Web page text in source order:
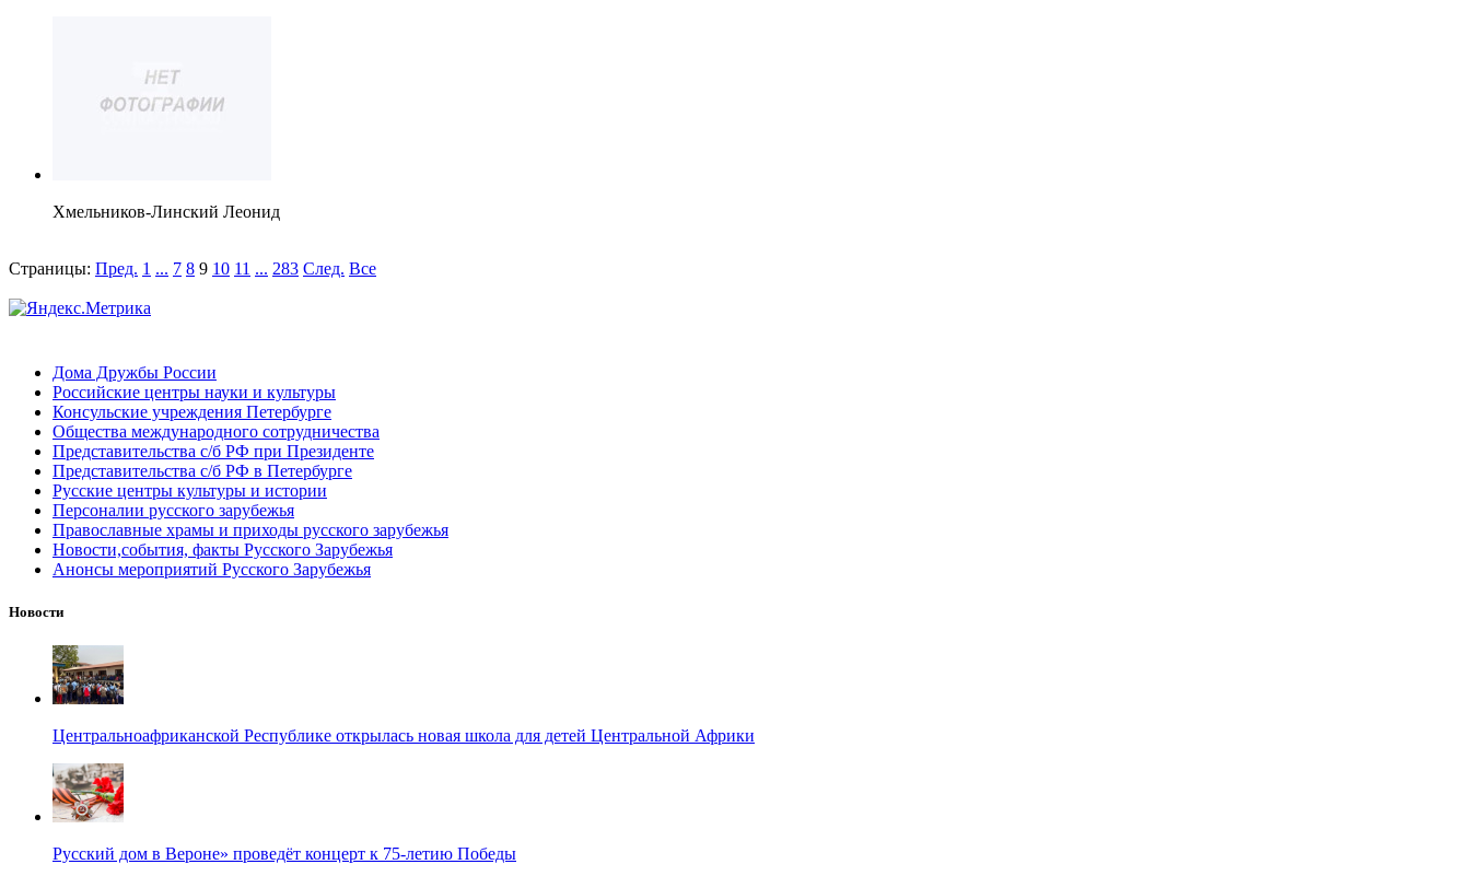
Хмельников-Линский Леонид
Страницы: Пред. 1 ... 7 8 9 10 11 ... 283 След. Все
Дома Дружбы России
Российские центры науки и культуры
Консульские учреждения Петербурге
Общества международного сотрудничества
Представительства с/б РФ при Президенте
Представительства с/б РФ в Петербурге
Русские центры культуры и истории
Персоналии русского зарубежья
Православные храмы и приходы русского зарубежья
Новости,события, факты Русского Зарубежья
Анонсы мероприятий Русского Зарубежья
Новости
Центральноафриканской Республике открылась новая школа для детей Центральной Африки
Русский дом в Вероне» проведёт концерт к 75-летию Победы